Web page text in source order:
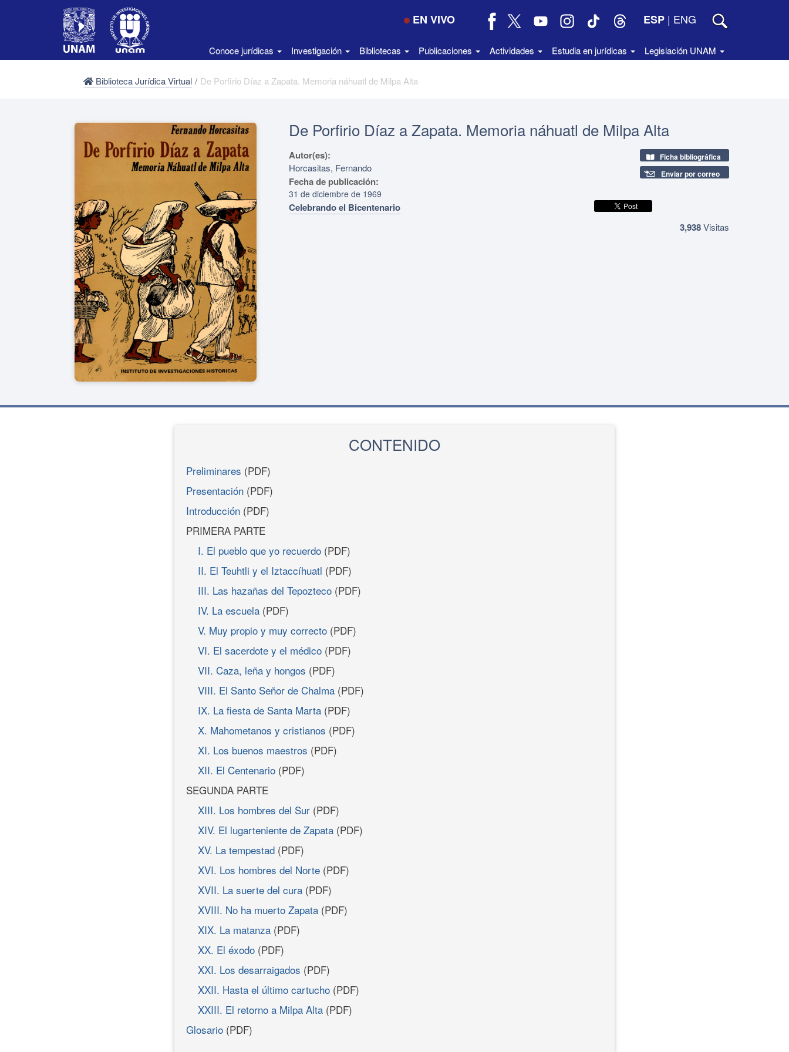
EN VIVO ESP | ENG
Conoce jurídicas Investigación Bibliotecas Publicaciones Actividades Estudia en jurídicas Legislación UNAM
Biblioteca Jurídica Virtual / De Porfirio Díaz a Zapata. Memoria náhuatl de Milpa Alta
De Porfirio Díaz a Zapata. Memoria náhuatl de Milpa Alta
Autor(es):
Horcasitas, Fernando
Fecha de publicación:
31 de diciembre de 1969
Celebrando el Bicentenario
Ficha bibliográfica
Enviar por correo
3,938Visitas
CONTENIDO
Preliminares (PDF)
Presentación (PDF)
Introducción (PDF)
PRIMERA PARTE
I. El pueblo que yo recuerdo (PDF)
II. El Teuhtli y el Iztaccíhuatl (PDF)
III. Las hazañas del Tepozteco (PDF)
IV. La escuela (PDF)
V. Muy propio y muy correcto (PDF)
VI. El sacerdote y el médico (PDF)
VII. Caza, leña y hongos (PDF)
VIII. El Santo Señor de Chalma (PDF)
IX. La fiesta de Santa Marta (PDF)
X. Mahometanos y cristianos (PDF)
XI. Los buenos maestros (PDF)
XII. El Centenario (PDF)
SEGUNDA PARTE
XIII. Los hombres del Sur (PDF)
XIV. El lugarteniente de Zapata (PDF)
XV. La tempestad (PDF)
XVI. Los hombres del Norte (PDF)
XVII. La suerte del cura (PDF)
XVIII. No ha muerto Zapata (PDF)
XIX. La matanza (PDF)
XX. El éxodo (PDF)
XXI. Los desarraigados (PDF)
XXII. Hasta el último cartucho (PDF)
XXIII. El retorno a Milpa Alta (PDF)
Glosario (PDF)